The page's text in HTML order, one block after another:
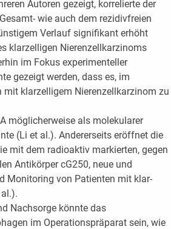
Autoren gezeigt, korrelierte der
wie auch dem rezidivfreien
Verlauf signifikant erhöht
klarzelligen Nierenzellkarzinoms
im Fokus experimenteller
gezeigt werden, dass es, im
mit klarzelligem Nierenzellkarzinom zu
möglicherweise als molekularer
(Li et al.). Andererseits eröffnet die
mit dem radioaktiv markierten, gegen
Antikörper cG250, neue und
Monitoring von Patienten mit klar-
Nachsorge könnte das
im Operationspräparat sein, wie